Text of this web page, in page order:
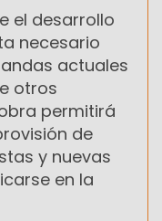
el desarrollo
necesario
actuales
otros
permitirá
de
y nuevas
en la